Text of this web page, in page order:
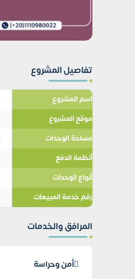
تفاصيل المشروع
اسم المشروع
موقع المشروع
مساحة الوحدات
أنظمة الدفع
أنواع الوحدات
رقم خدمة المبيعات
المرافق والخدمات
أمن وحراسة